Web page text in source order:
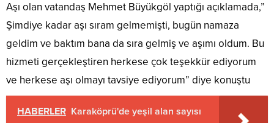
Aşı olan vatandaş Mehmet Büyükgöl yaptığı açıklamada,”
Şimdiye kadar aşı sıram gelmemişti, bugün namaza
geldim ve baktım bana da sıra gelmiş ve aşımı oldum. Bu
hizmeti gerçekleştiren herkese çok teşekkür ediyorum
ve herkese aşı olmayı tavsiye ediyorum” diye konuştu
HABERLER Karaköprü'de yeşil alan sayısı